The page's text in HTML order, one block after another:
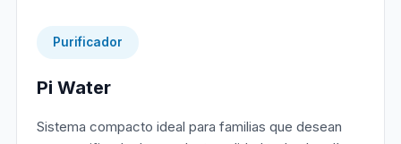
Purificador
Pi Water
Sistema compacto ideal para familias que desean